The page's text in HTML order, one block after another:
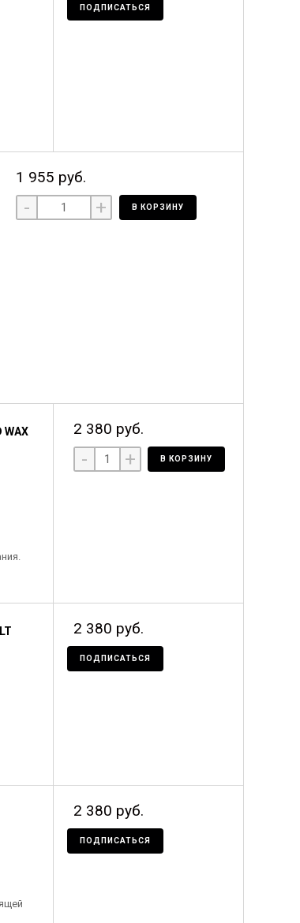
ПОДПИСАТЬСЯ
1 955 руб.
- + В КОРЗИНУ
2 380 руб.
- + В КОРЗИНУ
2 380 руб.
ПОДПИСАТЬСЯ
2 380 руб.
ПОДПИСАТЬСЯ